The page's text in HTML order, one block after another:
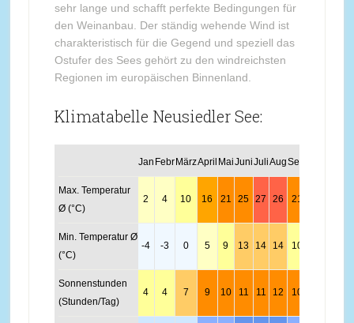
sehr lange und schafft perfekte Bedingungen für
den Weinanbau. Der ständig wehende Wind ist
charakteristisch für die Gegend und speziell das
Ostufer des Sees gehört zu den windreichsten
Regionen im europäischen Binnenland.
Klimatabelle Neusiedler See:
Jan FebrMärzApril MaiJuniJuliAugSept
Max. Temperatur
Ø (°C)
2 4 10 16 21 25 27 26 21
Min. Temperatur Ø
(°C)
-4 -3 0 5 9 13 14 14 10
Sonnenstunden
(Stunden/Tag)
4 4 7 9 10 11 11 12 10